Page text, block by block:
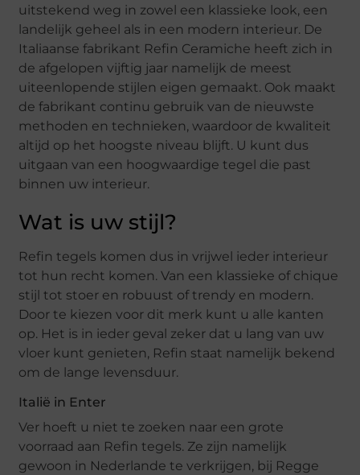
uitstekend weg in zowel een klassieke look, een
landelijk geheel als in een modern interieur. De
Italiaanse fabrikant Refin Ceramiche heeft zich in
de afgelopen vijftig jaar namelijk de meest
uiteenlopende stijlen eigen gemaakt. Ook maakt
de fabrikant continu gebruik van de nieuwste
methoden en technieken, waardoor de kwaliteit
altijd op het hoogste niveau blijft. U kunt dus
uitgaan van een hoogwaardige tegel die past
binnen uw interieur.
Wat is uw stijl?
Refin tegels komen dus in vrijwel ieder interieur
tot hun recht komen. Van een klassieke of chique
stijl tot stoer en robuust of trendy en modern.
Door te kiezen voor dit merk kunt u alle kanten
op. Het is in ieder geval zeker dat u lang van uw
vloer kunt genieten, Refin staat namelijk bekend
om de lange levensduur.
Italië in Enter
Ver hoeft u niet te zoeken naar een grote
voorraad aan Refin tegels. Ze zijn namelijk
gewoon in Nederlande te verkrijgen, bij Regge